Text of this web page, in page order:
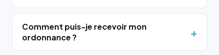
Comment puis-je recevoir mon
ordonnance ?